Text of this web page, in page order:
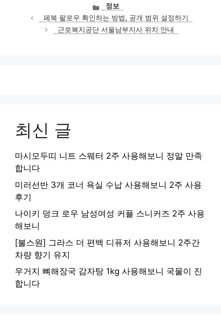
카
테
고
리
정보
페북 팔로우 확인하는 방법, 공개 범위 설정하기
근로복지공단 서울남부지사 위치 안내
최신 글
마시모두띠 니트 스웨터 2주 사용해보니 정말 만족
합니다
미러선반 3개 코너 욕실 수납 사용해보니 2주 사용
후기
나이키 덩크 로우 남성여성 커플 스니커즈 2주 사용
해보니
[불스원] 그라스 더 편백 디퓨저 사용해보니 2주간
차량 향기 유지
우거지 뼈해장국 감자탕 1kg 사용해보니 국물이 진
합니다